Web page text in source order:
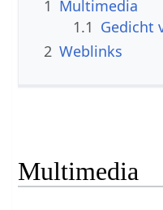
1 Multimedia
1.1 Gedicht
2 Weblinks
Multimedia